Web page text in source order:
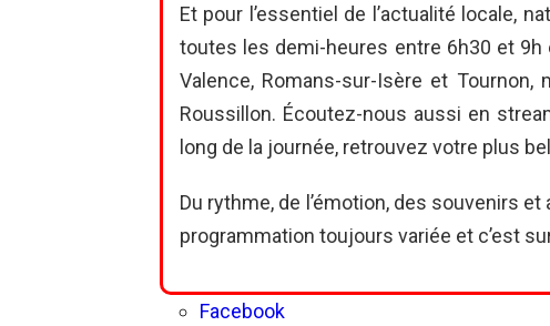
Et pour l’essentiel de l’actualité locale,
toutes les demi-heures entre 6h30 et 9h
Valence, Romans-sur-Isère et
Roussillon. Écoutez-nous aussi en
long de la journée, retrouvez votre plus
Du rythme, de l’émotion, des souvenirs
programmation toujours variée et c’est
Facebook